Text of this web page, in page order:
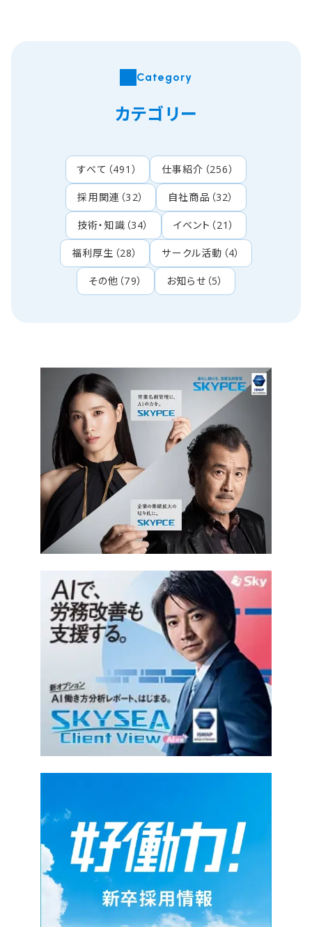
Category
カテゴリー
すべて （491） 仕事紹介 （256）
採用関連 （32） 自社商品 （32）
技術・知識 （34） イベント （21）
福利厚生 （28） サークル活動 （4）
その他 （79） お知らせ （5）